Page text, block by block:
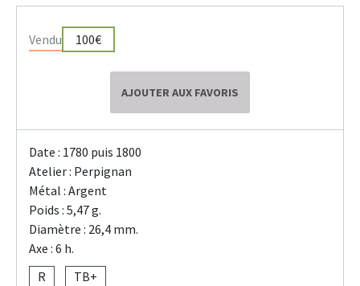
Vendu 100€
AJOUTER AUX FAVORIS
Date : 1780 puis 1800
Atelier : Perpignan
Métal : Argent
Poids : 5,47 g.
Diamètre : 26,4 mm.
Axe : 6 h.
R
TB+